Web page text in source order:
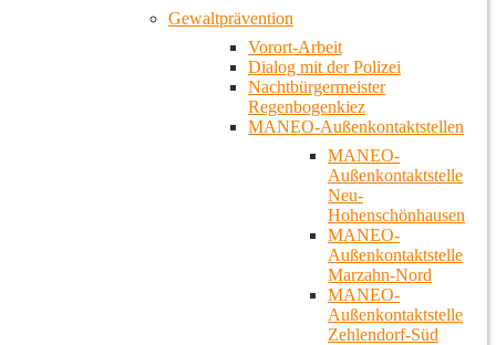
Gewaltprävention
Vorort-Arbeit
Dialog mit der Polizei
Nachtbürgermeister
Regenbogenkiez
MANEO-Außenkontaktstellen
MANEO-
Außenkontaktstelle
Neu-
Hohenschönhausen
MANEO-
Außenkontaktstelle
Marzahn-Nord
MANEO-
Außenkontaktstelle
Zehlendorf-Süd